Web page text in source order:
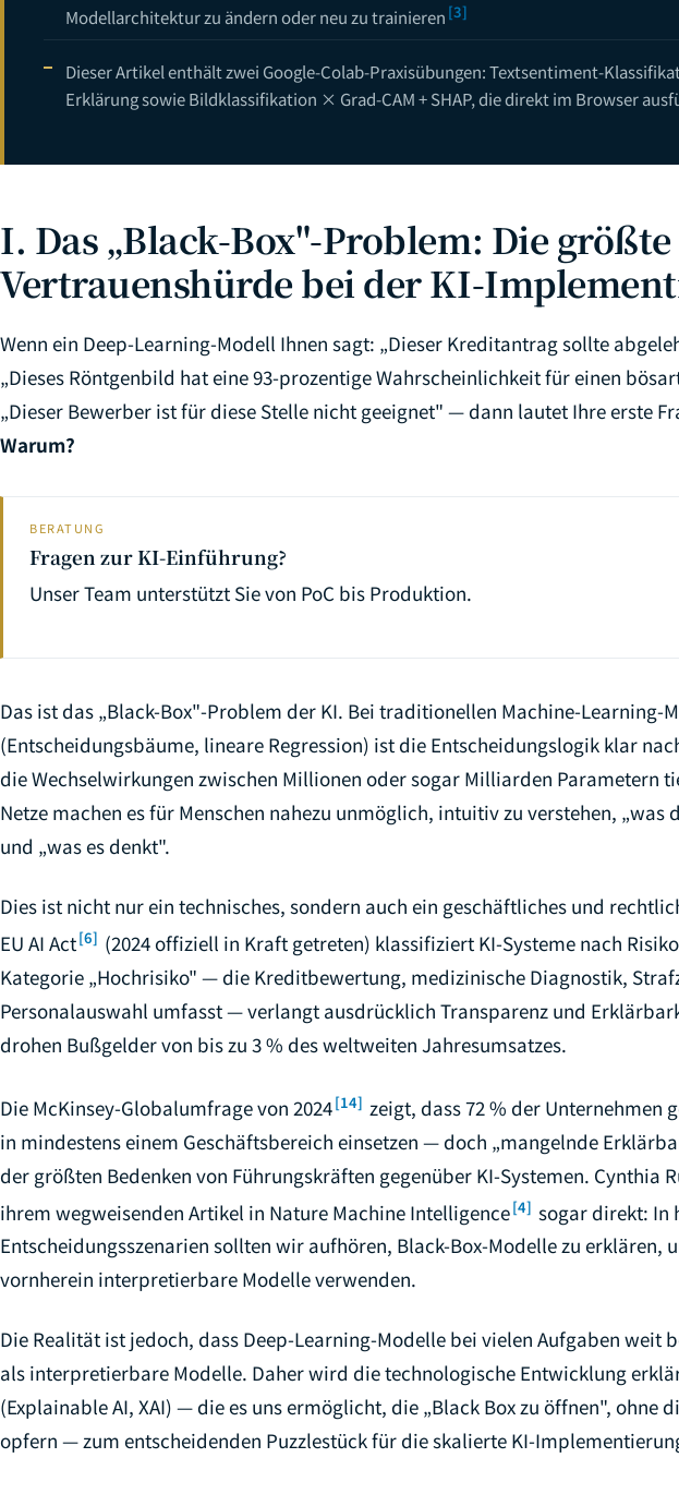
Modellarchitektur zu ändern oder neu zu trainieren [3]
Dieser Artikel enthält zwei Google-Colab-Praxisübungen: Textsentiment-
Erklärung sowie Bildklassifikation × Grad-CAM + SHAP, die direkt im Browser
I. Das „Black-Box"-Problem: Die größte
Vertrauenshürde bei der KI-
Wenn ein Deep-Learning-Modell Ihnen sagt: „Dieser Kreditantrag sollte
„Dieses Röntgenbild hat eine 93-prozentige Wahrscheinlichkeit für einen
„Dieser Bewerber ist für diese Stelle nicht geeignet" — dann lautet Ihre erste
Warum?
BERATUNG
Fragen zur KI-Einführung?
Unser Team unterstützt Sie von PoC bis Produktion.
Das ist das „Black-Box"-Problem der KI. Bei traditionellen Machine-Learning-
(Entscheidungsbäume, lineare Regression) ist die Entscheidungslogik klar
die Wechselwirkungen zwischen Millionen oder sogar Milliarden Parametern
Netze machen es für Menschen nahezu unmöglich, intuitiv zu verstehen, „was
und „was es denkt".
Dies ist nicht nur ein technisches, sondern auch ein geschäftliches und
EU AI Act[6] (2024 offiziell in Kraft getreten) klassifiziert KI-Systeme nach
Kategorie „Hochrisiko" — die Kreditbewertung, medizinische Diagnostik,
Personalauswahl umfasst — verlangt ausdrücklich Transparenz und
drohen Bußgelder von bis zu 3 % des weltweiten Jahresumsatzes.
Die McKinsey-Globalumfrage von 2024[14] zeigt, dass 72 % der Unternehmen
in mindestens einem Geschäftsbereich einsetzen — doch „mangelnde
der größten Bedenken von Führungskräften gegenüber KI-Systemen. Cynthia
ihrem wegweisenden Artikel in Nature Machine Intelligence[4] sogar direkt: In
Entscheidungsszenarien sollten wir aufhören, Black-Box-Modelle zu erklären,
vornherein interpretierbare Modelle verwenden.
Die Realität ist jedoch, dass Deep-Learning-Modelle bei vielen Aufgaben weit
als interpretierbare Modelle. Daher wird die technologische Entwicklung
(Explainable AI, XAI) — die es uns ermöglicht, die „Black Box zu öffnen", ohne
opfern — zum entscheidenden Puzzlestück für die skalierte KI-